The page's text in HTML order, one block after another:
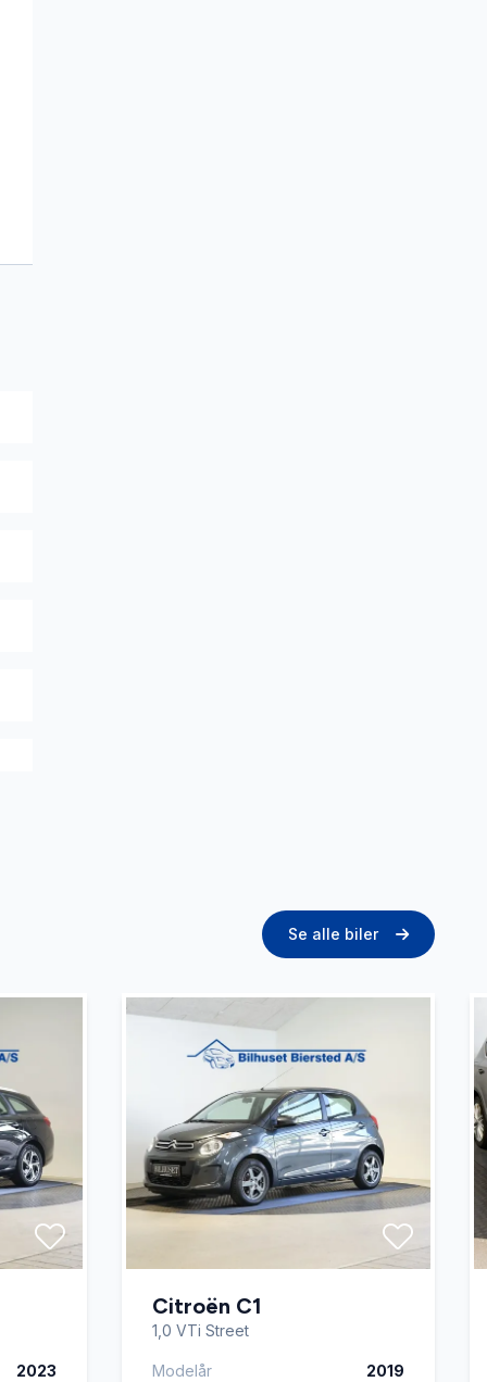
Se alle biler
2023
Citroën C1
1,0 VTi Street
Modelår 2019